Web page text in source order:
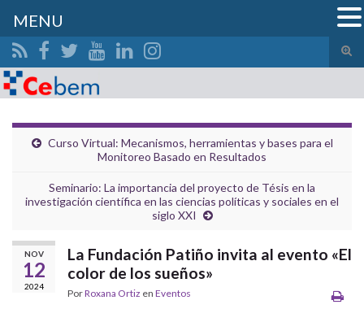
el
Search for:
Curso Virtual: Mecanismos, herramientas y bases para el
Monitoreo Basado en Resultados
Seminario: La importancia del proyecto de Tésis en la
investigación científica en las ciencias políticas y sociales en el
siglo XXI
NOV
12
2024
La Fundación Patiño invita al evento «El
color de los sueños»
PorRoxana Ortiz en Eventos
MENU